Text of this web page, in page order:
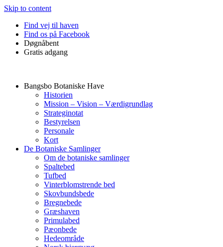
Skip to content
Find vej til haven
Find os på Facebook
Døgnåbent
Gratis adgang
Bangsbo Botaniske Have
Historien
Mission – Vision – Værdigrundlag
Strateginotat
Bestyrelsen
Personale
Kort
De Botaniske Samlinger
Om de botaniske samlinger
Spaltebed
Tufbed
Vinterblomstrende bed
Skovbundsbede
Bregnebede
Græshaven
Primulabed
Pæonbede
Hedeområde